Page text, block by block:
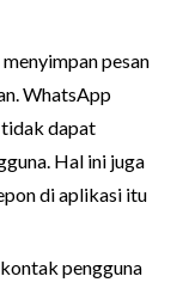
pesan
WhatsApp
dapat
Hal ini juga
di aplikasi itu
pengguna